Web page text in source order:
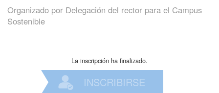
Organizado por Delegación del rector para el Campus
Sostenible
La inscripción ha finalizado.
INSCRIBIRSE